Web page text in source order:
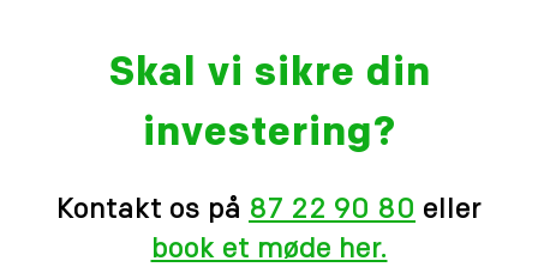
Skal vi sikre din
investering?
Kontakt os på 87 22 90 80 eller
book et møde her.